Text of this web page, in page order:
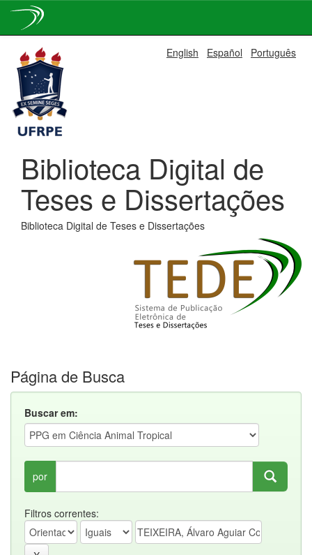
navigation
English Español Português
Biblioteca Digital de
Teses e Dissertações
Biblioteca Digital de Teses e Dissertações
Página de Busca
Buscar em:
por
Filtros correntes: